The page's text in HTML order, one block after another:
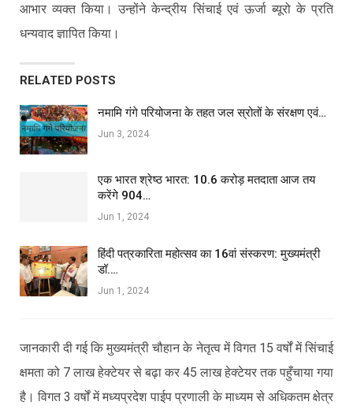
आभार व्यक्त किया। उन्होंने केन्द्रीय सिंचाई एवं ऊर्जा ब्यूरो के प्रति
धन्यवाद ज्ञापित किया।
RELATED POSTS
नमामि गंगे परियोजना के तहत जल स्रोतों के संरक्षण एवं…
Jun 3, 2024
एक भारत श्रेष्ठ भारत: 10.6 करोड़ मतदाता आज तय
करेंगे 904…
Jun 1, 2024
हिंदी पत्रकारिता महोत्सव का 16वां संस्करण: मुख्यमंत्री
डॉ.…
Jun 1, 2024
जानकारी दी गई कि मुख्यमंत्री चौहान के नेतृत्व में विगत 15 वर्षों में सिंचाई
क्षमता को 7 लाख हेक्टेयर से बढ़ा कर 45 लाख हेक्टेयर तक पहुँचाया गया
है। विगत 3 वर्षों में मध्यप्रदेश पाईप प्रणाली के माध्यम से अधिकतम क्षेत्र